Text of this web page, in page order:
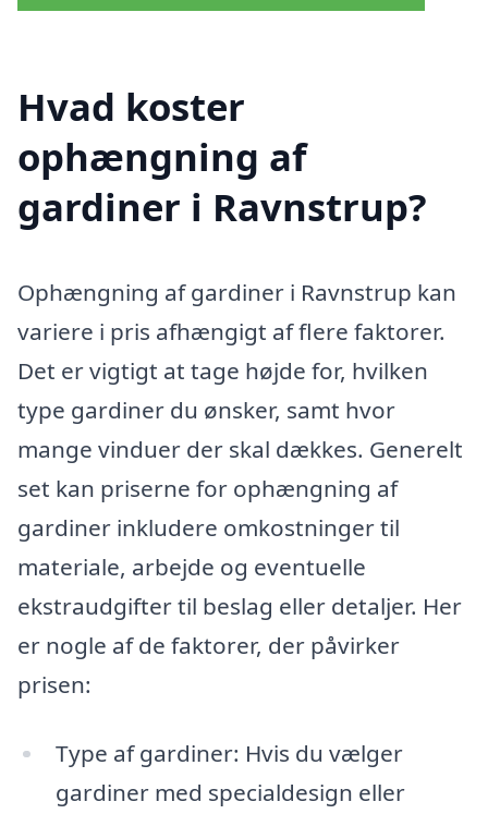
Hvad koster
ophængning af
gardiner i Ravnstrup?
Ophængning af gardiner i Ravnstrup kan
variere i pris afhængigt af flere faktorer.
Det er vigtigt at tage højde for, hvilken
type gardiner du ønsker, samt hvor
mange vinduer der skal dækkes. Generelt
set kan priserne for ophængning af
gardiner inkludere omkostninger til
materiale, arbejde og eventuelle
ekstraudgifter til beslag eller detaljer. Her
er nogle af de faktorer, der påvirker
prisen:
Type af gardiner: Hvis du vælger
gardiner med specialdesign eller